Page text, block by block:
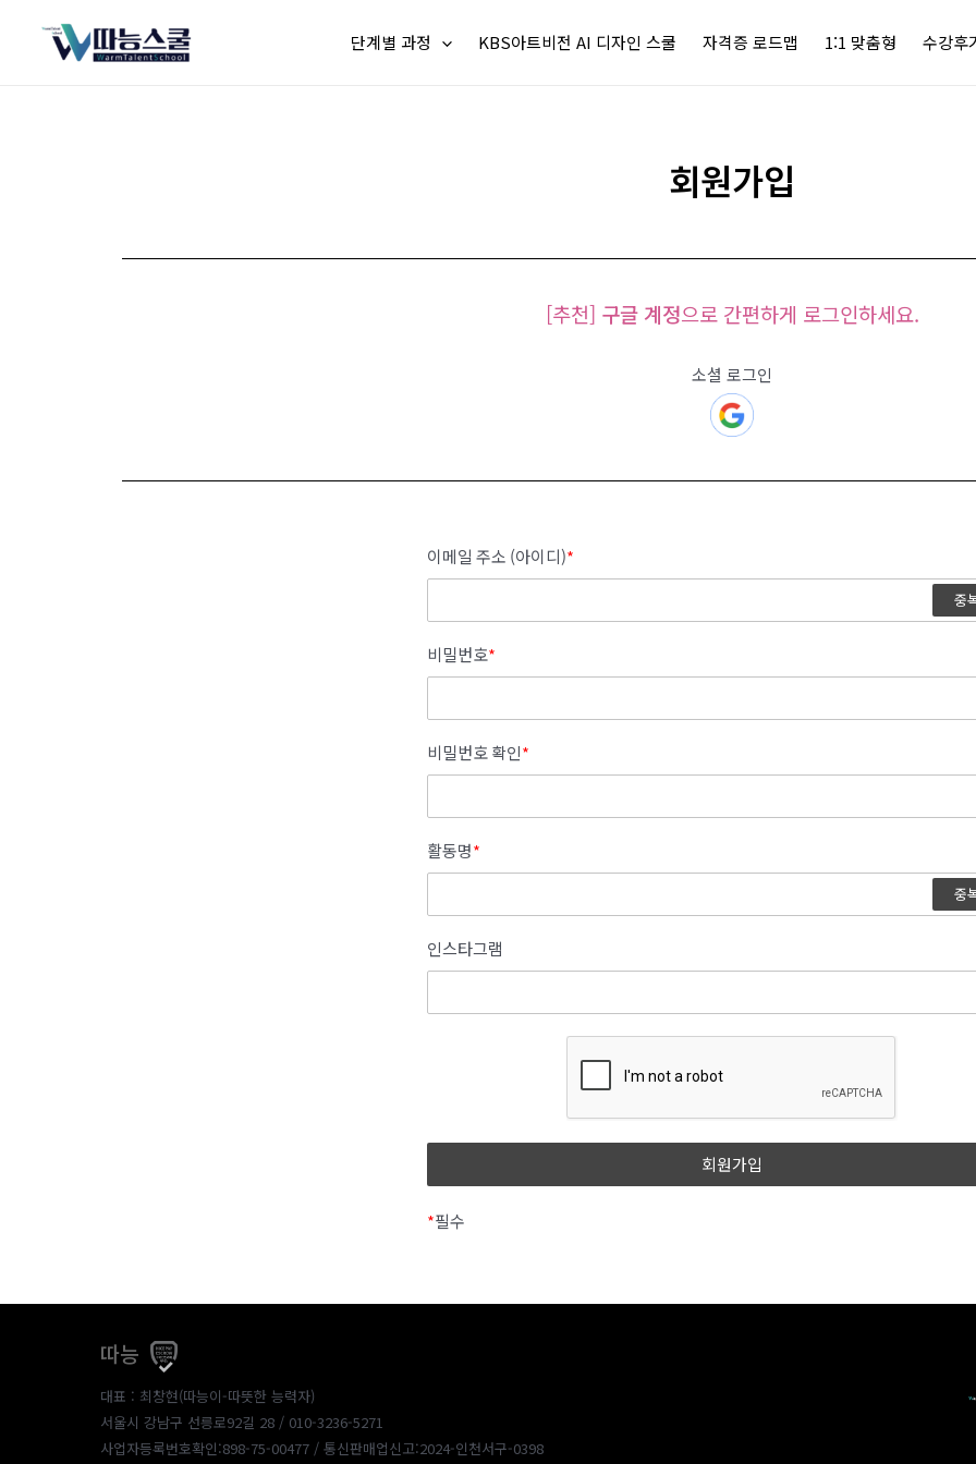
단계별 과정 KBS아트비전 AI 디자인 스쿨 자격증 로드맵 1:1 맞춤형 수강후
회원가입
[추천] 구글 계정으로 간편하게 로그인하세요.
소셜 로그인
이메일 주소 (아이디)*
중
비밀번호*
비밀번호 확인*
활동명*
중
인스타그램
*필수
따능
대표 : 최창현(따능이-따뜻한 능력자)
서울시 강남구 선릉로92길 28 / 010-3236-5271
사업자등록번호확인:898-75-00477 / 통신판매업신고:2024-인천서구-0398